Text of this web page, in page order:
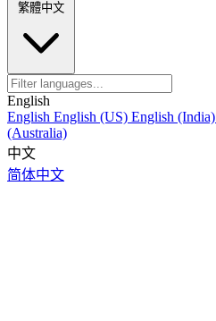
繁體中文
English
English English (US) English (India)
(Australia)
中文
简体中文